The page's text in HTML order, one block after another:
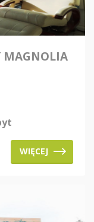
MAGNOLIA
WIĘCEJ